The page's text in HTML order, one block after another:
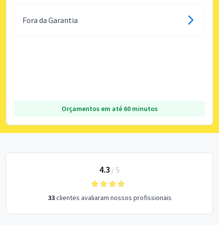
Fora da Garantia
Orçamentos em até 60 minutos
4.3 / 5
33clientes avaliaram nossos profissionais